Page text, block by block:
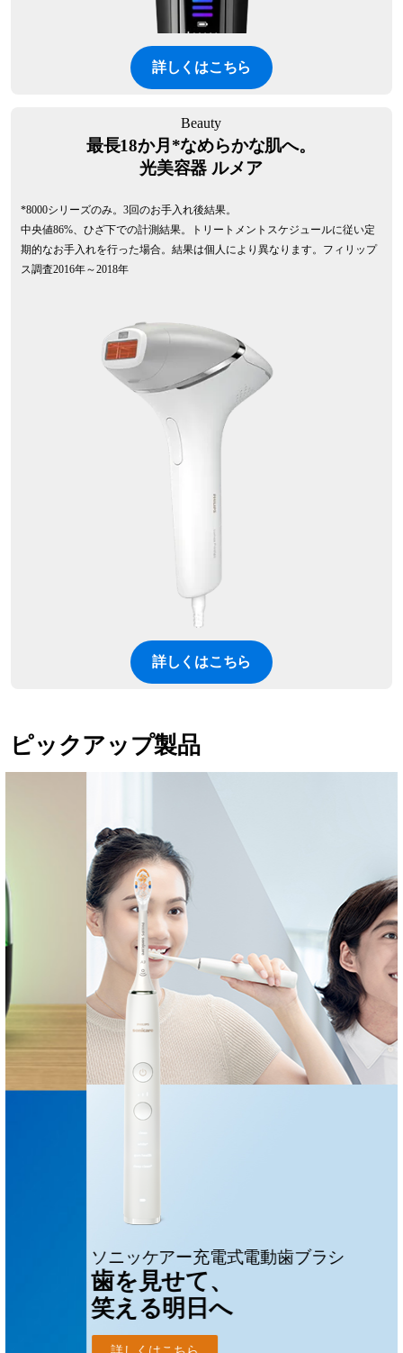
詳しくはこちら
Beauty
最長18か月*なめらかな肌へ。
光美容器 ルメア
*8000シリーズのみ。3回のお手入れ後結果。
中央値86%、ひざ下での計測結果。トリートメントスケジュールに従い定
期的なお手入れを行った場合。結果は個人により異なります。フィリップ
ス調査2016年～2018年
詳しくはこちら
ピックアップ製品
ソニッケアー充電式電動歯ブラシ
歯を見せて、
笑える明日へ